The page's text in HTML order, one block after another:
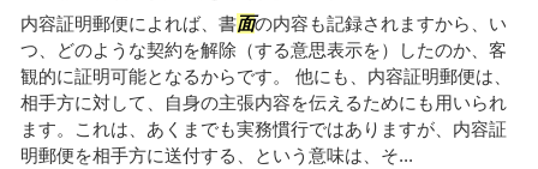
内容証明郵便によれば、書面の内容も記録されますから、い
つ、どのような契約を解除（する意思表示を）したのか、客
観的に証明可能となるからです。 他にも、内容証明郵便は、
相手方に対して、自身の主張内容を伝えるためにも用いられ
ます。これは、あくまでも実務慣行ではありますが、内容証
明郵便を相手方に送付する、という意味は、そ...